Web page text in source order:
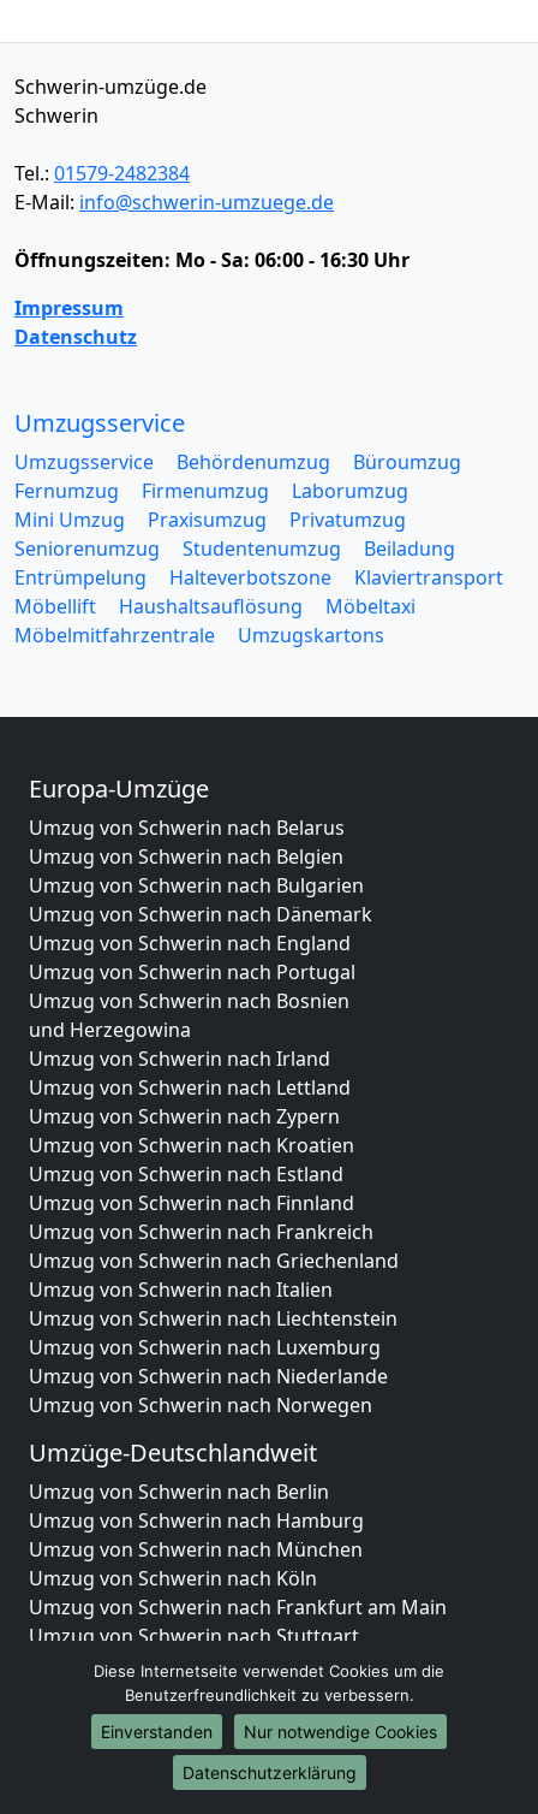
Schwerin-umzüge.de
Schwerin
Tel.: 01579-2482384
E-Mail: info@schwerin-umzuege.de
Öffnungszeiten: Mo - Sa: 06:00 - 16:30 Uhr
Impressum
Datenschutz
Umzugsservice
Umzugsservice Behördenumzug
Büroumzug
Fernumzug
Firmenumzug
Laborumzug
Mini Umzug
Praxisumzug
Privatumzug
Seniorenumzug
Studentenumzug
Beiladung
Entrümpelung
Halteverbotszone
Klaviertransport
Möbellift
Haushaltsauflösung
Möbeltaxi
Möbelmitfahrzentrale
Umzugskartons
Europa-Umzüge
Umzug von Schwerin nach Belarus
Umzug von Schwerin nach Belgien
Umzug von Schwerin nach Bulgarien
Umzug von Schwerin nach Dänemark
Umzug von Schwerin nach England
Umzug von Schwerin nach Portugal
Umzug von Schwerin nach Bosnien
und Herzegowina
Umzug von Schwerin nach Irland
Umzug von Schwerin nach Lettland
Umzug von Schwerin nach Zypern
Umzug von Schwerin nach Kroatien
Umzug von Schwerin nach Estland
Umzug von Schwerin nach Finnland
Umzug von Schwerin nach Frankreich
Umzug von Schwerin nach Griechenland
Umzug von Schwerin nach Italien
Umzug von Schwerin nach Liechtenstein
Umzug von Schwerin nach Luxemburg
Umzug von Schwerin nach Niederlande
Umzug von Schwerin nach Norwegen
Umzüge-Deutschlandweit
Umzug von Schwerin nach Berlin
Umzug von Schwerin nach Hamburg
Umzug von Schwerin nach München
Umzug von Schwerin nach Köln
Umzug von Schwerin nach Frankfurt am Main
Umzug von Schwerin nach Stuttgart
Umzug von Schwerin nach Düsseldorf
Umzug von Schwerin nach Leipzig
Umzug von Schwerin nach Dortmund
Umzug von Schwerin nach Essen
Umzug von Schwerin nach Bremen
Diese Internetseite verwendet Cookies um die
Benutzerfreundlichkeit zu verbessern.
Einverstanden
Nur notwendige Cookies
Datenschutzerklärung